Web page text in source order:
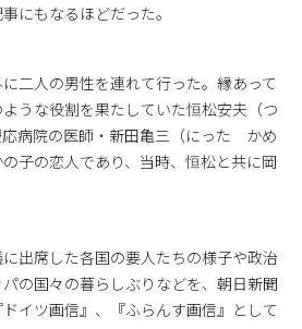
にもなるほどだった。
二人の男性を連れて行った。縁あって
うな役割を果たしていた恒松安夫（つ
病院の医師・新田亀三（にった かめ
子の恋人であり、当時、恒松と共に岡
出席した各国の要人たちの様子や政治
の国々の暮らしぶりなどを、朝日新聞
イツ画信』、『ふらんす画信』として